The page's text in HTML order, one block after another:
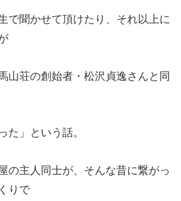
で聞かせて頂けたり、それ以上に
山荘の創始者・松沢貞逸さんと同
た」という話。
の主人同士が、そんな昔に繋がっ
りで